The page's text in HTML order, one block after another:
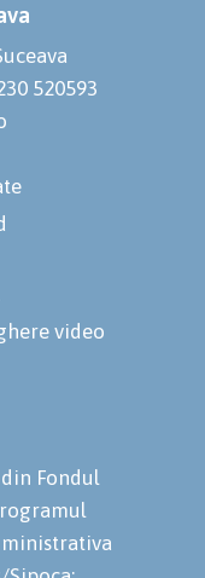
520593
video
Fondul